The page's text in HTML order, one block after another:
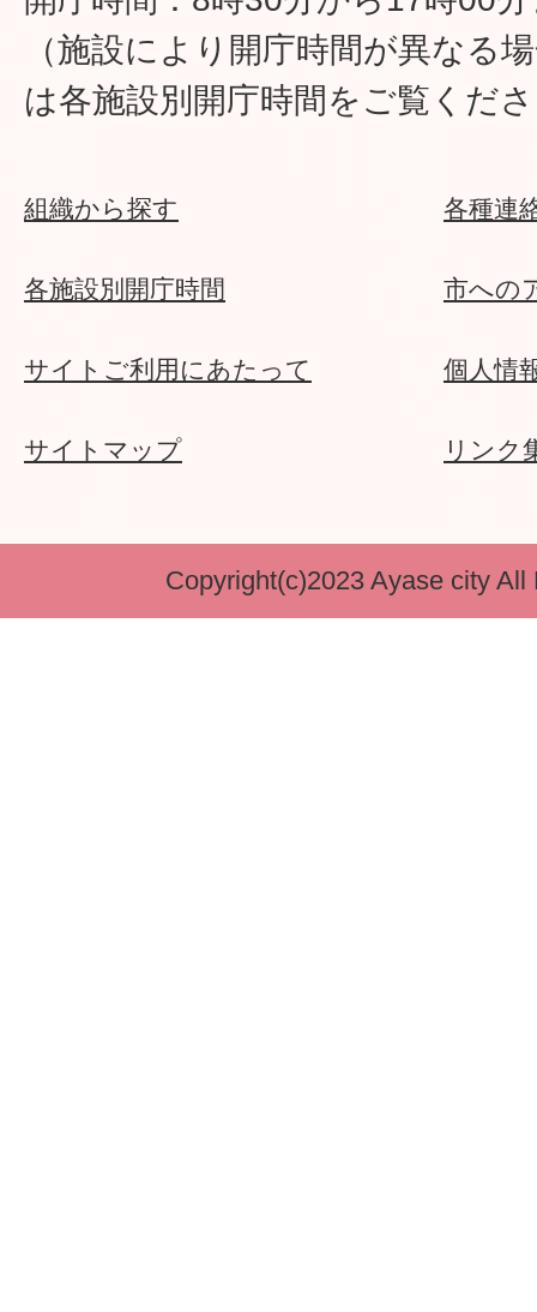
（施設により開庁時間が異なる
は各施設別開庁時間をご覧くだ
組織から探す 各種連
各施設別開庁時間 市への
サイトご利用にあたって 個人情
サイトマップ リンク
Copyright(c)2023 Ayase city